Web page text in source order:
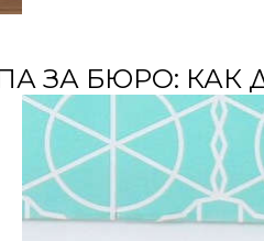
ЗА БЮРО: КАК